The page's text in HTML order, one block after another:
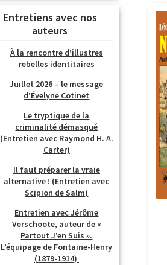
Entretiens avec nos
auteurs
À la rencontre d’illustres
rebelles identitaires
Juillet 2026 – le message
d’Évelyne Cotinet
Le tryptique de la
criminalité démasqué
(Entretien avec Raymond H. A.
Carter)
Il faut préparer la vraie
alternative ! (Entretien avec
Scipion de Salm)
Entretien avec Jérôme
Verschoote, auteur de «
Partout J’en Suis ».
L’équipage de Fontaine-Henry
(1879-1914)